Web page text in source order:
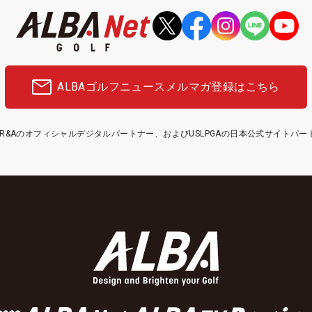
ALBAゴルフニュース メルマガ登録はこちら
のオフィシャルデジタルパートナー、およびUSLPGAの日本公式サイトパー